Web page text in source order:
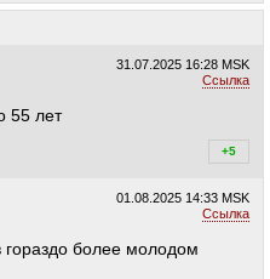
31.07.2025 16:28 MSK
Ссылка
55 лет
+5
01.08.2025 14:33 MSK
Ссылка
более молодом